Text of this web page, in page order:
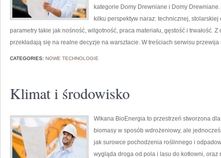
kategorie Domy Drewniane i Domy
kilku perspektyw naraz: technicznej,
parametry takie jak nośność, wilgotność, praca materiału, gęstość i trwałość.
przekładają się na realne decyzje na warsztacie. W treściach serwisu przewija
CATEGORIES: NOWE TECHNOLOGIE
Klimat i środowisko
Wikana BioEnergia to przestrzeń stworzona
biomasy w sposób wdrożeniowy, ale
jak surowce pochodzenia roślinnego i
wygląda droga od pola i lasu do kotłowni,